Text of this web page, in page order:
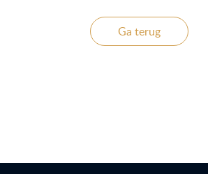
Ga terug